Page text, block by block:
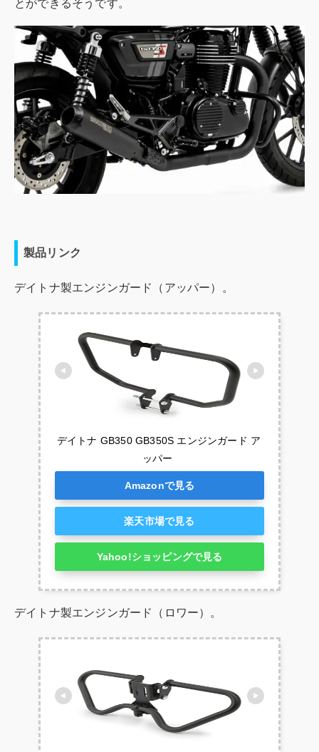
とができるそうです。
製品リンク
デイトナ製エンジンガード（アッパー）。
デイトナ GB350 GB350S エンジンガード ア
ッパー
Amazonで見る
楽天市場で見る
Yahoo!ショッピングで見る
デイトナ製エンジンガード（ロワー）。